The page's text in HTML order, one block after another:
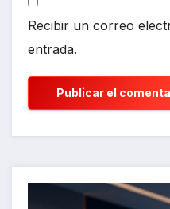
Recibir un correo
entrada.